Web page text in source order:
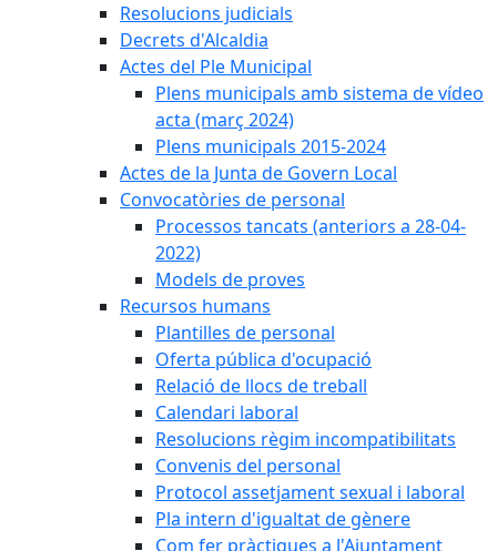
Resolucions judicials
Decrets d'Alcaldia
Actes del Ple Municipal
Plens municipals amb sistema de vídeo
acta (març 2024)
Plens municipals 2015-2024
Actes de la Junta de Govern Local
Convocatòries de personal
Processos tancats (anteriors a 28-04-
2022)
Models de proves
Recursos humans
Plantilles de personal
Oferta pública d'ocupació
Relació de llocs de treball
Calendari laboral
Resolucions règim incompatibilitats
Convenis del personal
Protocol assetjament sexual i laboral
Pla intern d'igualtat de gènere
Com fer pràctiques a l'Ajuntament